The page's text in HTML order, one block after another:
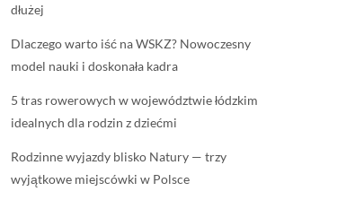
dłużej
Dlaczego warto iść na WSKZ? Nowoczesny
model nauki i doskonała kadra
5 tras rowerowych w województwie łódzkim
idealnych dla rodzin z dziećmi
Rodzinne wyjazdy blisko Natury — trzy
wyjątkowe miejscówki w Polsce